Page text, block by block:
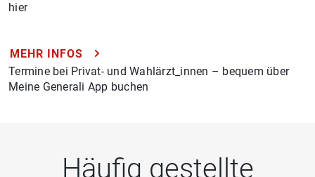
hier
MEHR INFOS
Termine bei Privat- und Wahlärzt_innen – bequem über
Meine Generali App buchen
Häufig gestellte